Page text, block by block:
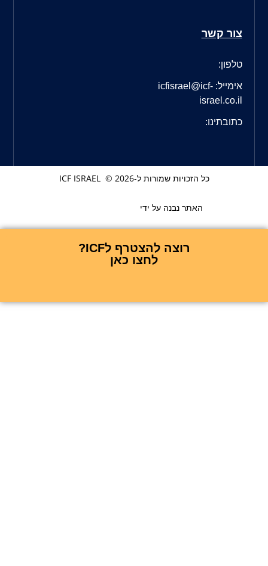
קשר
אימייל: icfisrael@icf-
כל הזכויות שמורות ל-ICF ISRAEL © 2026
האתר נבנה על ידי
רוצה להצטרף לICF?
לחצו כאן